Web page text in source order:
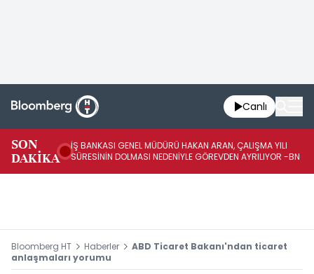
Canlı
SON
DAKİKA
İŞ BANKASI GENEL MÜDÜRÜ HAKAN ARAN, ÇALIŞMA YILI
SÜRESİNİN DOLMASI NEDENİYLE GÖREVDEN AYRILIYOR -BN
Bloomberg HT Haberler
ABD Ticaret Bakanı'ndan ticaret
anlaşmaları yorumu